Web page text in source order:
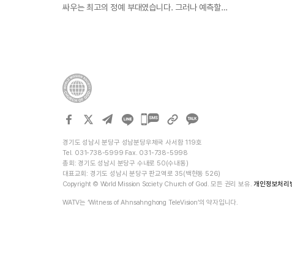
싸우는 최고의 정예 부대였습니다. 그러나 예측할…
카카오톡
경기도 성남시 분당구 성남분당우체국 사서함 119호
Tel. 031-738-5999 Fax. 031-738-5998
총회: 경기도 성남시 분당구 수내로 50(수내동)
대표교회: 경기도 성남시 분당구 판교역로 35(백현동 526)
Copyright © World Mission Society Church of God. 모든 권리 보유.개인정보처리
WATV는 ‘Witness of Ahnsahnghong TeleVision’의 약자입니다.